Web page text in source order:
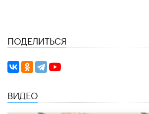
ПОДЕЛИТЬСЯ
ВИДЕО